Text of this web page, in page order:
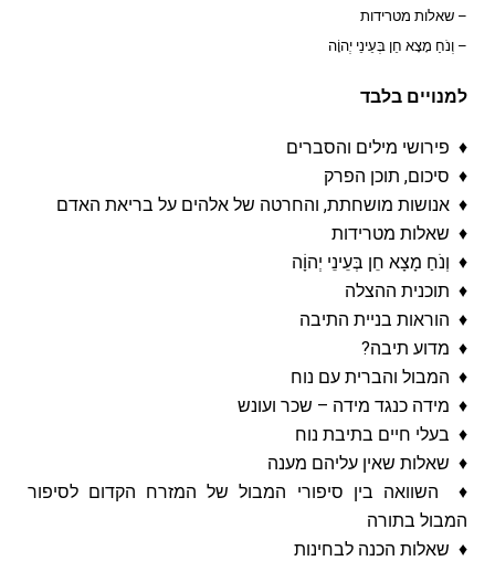
– שאלות מטרידות
– וְנֹחַ מָצָא חֵן בְּעֵינֵי יְהוָֹה
למנויים בלבד
♦ פירושי מילים והסברים
♦ סיכום, תוכן הפרק
♦ אנושות מושחתת, והחרטה של אלהים על בריאת האדם
♦ שאלות מטרידות
♦ וְנֹחַ מָצָא חֵן בְּעֵינֵי יְהוָֹה
♦ תוכנית ההצלה
♦ הוראות בניית התיבה
♦ מדוע תיבה?
♦ המבול והברית עם נוח
♦ מידה כנגד מידה – שכר ועונש
♦ בעלי חיים בתיבת נוח
♦ שאלות שאין עליהם מענה
♦ השוואה בין סיפורי המבול של המזרח הקדום לסיפור
המבול בתורה
♦ שאלות הכנה לבחינות